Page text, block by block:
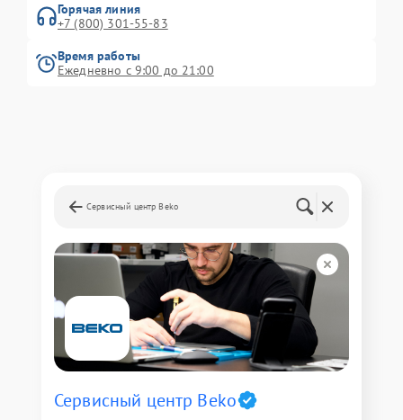
Горячая линия
+7 (800) 301-55-83
Время работы
Ежедневно с 9:00 до 21:00
Сервисный центр Beko
Сервисный центр Beko